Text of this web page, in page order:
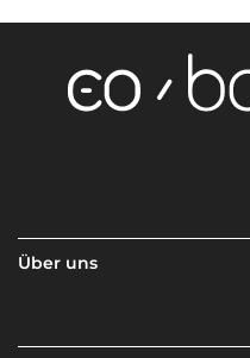
Über uns